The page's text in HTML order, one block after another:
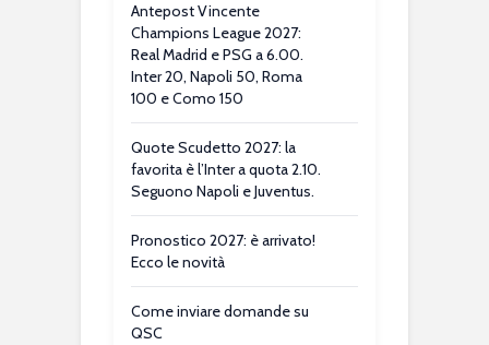
Antepost Vincente
Champions League 2027:
Real Madrid e PSG a 6.00.
Inter 20, Napoli 50, Roma
100 e Como 150
Quote Scudetto 2027: la
favorita è l’Inter a quota 2.10.
Seguono Napoli e Juventus.
Pronostico 2027: è arrivato!
Ecco le novità
Come inviare domande su
QSC